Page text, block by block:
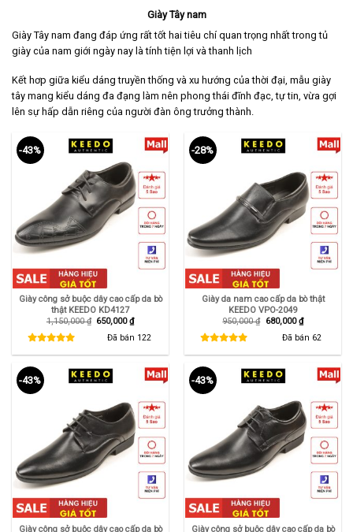
Giày Tây nam
Giày Tây nam đang đáp ứng rất tốt hai tiêu chí quan trọng nhất trong tủ
giày của nam giới ngày nay là tính tiện lợi và thanh lịch
Kết hơp giữa kiểu dáng truyền thống và xu hướng của thời đại, mẫu giày
tây mang kiểu dáng đa đạng làm nên phong thái đĩnh đạc, tự tin, vừa gợi
lên sự hấp dẫn riêng của người đàn ông trưởng thành.
-43%
Giày công sở buộc dây cao cấp da bò
thật KEEDO KD4127
1,150,000₫ Giá
650,000₫Giá
hiện
tại
Đã bán 122
-28%
Giày da nam cao cấp da bò thật
KEEDO VPO-2049
950,000₫ Giá
680,000₫Giá
hiện
tại
Đã bán 62
-43%
Giày công sở buộc dây cao cấp da bò
-43%
Giày công sở buộc dây cao cấp da bò